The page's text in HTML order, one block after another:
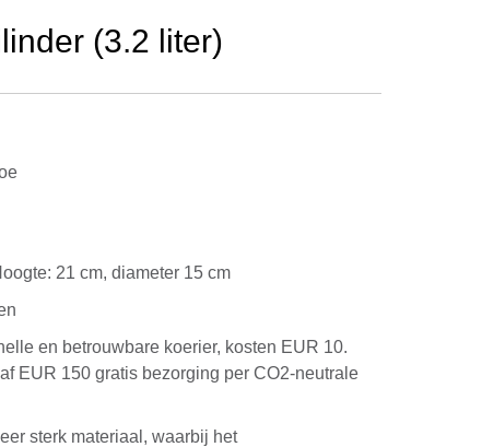
(3.2 liter)
21 cm, diameter 15 cm
en betrouwbare koerier, kosten EUR 10.
EUR 150 gratis bezorging per CO2-neutrale
sterk materiaal, waarbij het